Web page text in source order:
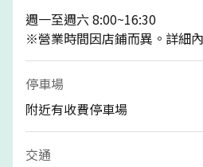
週一至週六 8:00~16:30
※營業時間因店鋪而異。詳細
停車場
附近有收費停車場
交通